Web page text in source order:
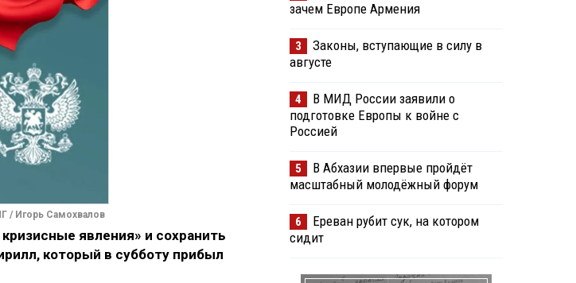
/ Игорь Самохвалов
явления» и сохранить
который в субботу прибыл
зачем Европе Армения
3
Законы, вступающие в силу в
августе
4
В МИД России заявили о
подготовке Европы к войне с
Россией
5
В Абхазии впервые пройдёт
масштабный молодёжный форум
6
Ереван рубит сук, на котором
сидит